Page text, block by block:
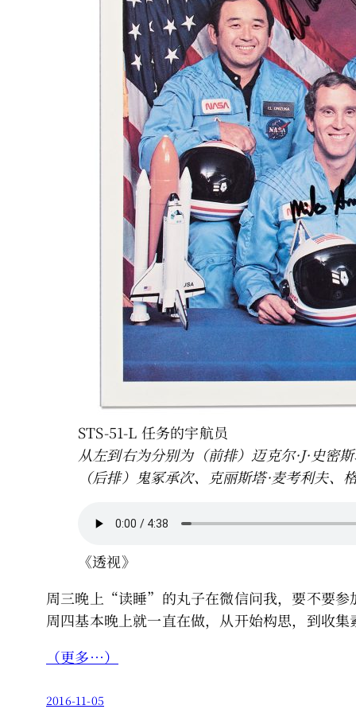
STS-51-L 任务的宇航员
从左到右为分别为（前排）迈克尔·J·史密
（后排）鬼冢承次、克丽斯塔·麦考利夫、
《透视》
周三晚上“读睡”的丸子在微信问我，要不要参
周四基本晚上就一直在做，从开始构思，到收
（更多…）
2016-11-05